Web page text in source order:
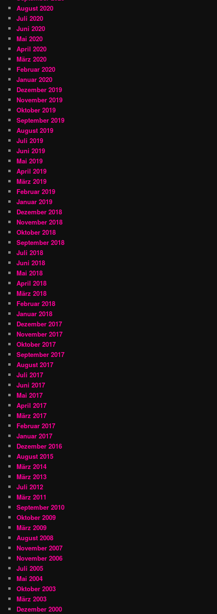
August 2020
Juli 2020
Juni 2020
Mai 2020
April 2020
März 2020
Februar 2020
Januar 2020
Dezember 2019
November 2019
Oktober 2019
September 2019
August 2019
Juli 2019
Juni 2019
Mai 2019
April 2019
März 2019
Februar 2019
Januar 2019
Dezember 2018
November 2018
Oktober 2018
September 2018
Juli 2018
Juni 2018
Mai 2018
April 2018
März 2018
Februar 2018
Januar 2018
Dezember 2017
November 2017
Oktober 2017
September 2017
August 2017
Juli 2017
Juni 2017
Mai 2017
April 2017
März 2017
Februar 2017
Januar 2017
Dezember 2016
August 2015
März 2014
März 2013
Juli 2012
März 2011
September 2010
Oktober 2009
März 2009
August 2008
November 2007
November 2006
Juli 2005
Mai 2004
Oktober 2003
März 2003
Dezember 2000